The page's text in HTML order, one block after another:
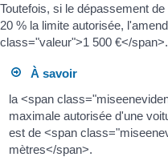
Toutefois, si le dépassement
20 % la limite autorisée,
class="valeur">1 500 €</span>.
À savoir
la <span
maximale autorisée d'une
est de <span
mètres</span>.